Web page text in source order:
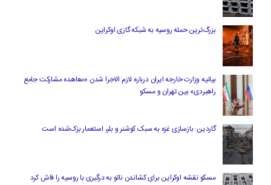
بزرگ‌ترین حمله روسیه به شبکه گازی اوکراین
بیانیه وزارت خارجه ایران درباره لازم‌ الاجرا شدن «معاهده مشارکت جامع
راهبردی» بین تهران و مسکو
گاردین: بازسازی غزه به سبک کوشنر و بلر، استعمار بزک‌شده است
مسکو نقشه اوکراین برای کشاندن ناتو به درگیری با روسیه را فاش کرد